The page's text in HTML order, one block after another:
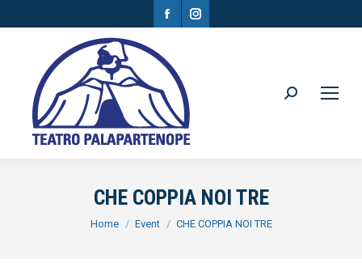
Facebook
opens
in
new
window
Instagram
Search:
CHE COPPIA NOI TRE
You are here:
Home Event CHE COPPIA NOI TRE